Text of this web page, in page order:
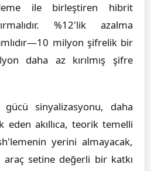
ile birleştiren hibrit
%12'lik azalma
milyon şifrelik bir
daha az kırılmış şifre
sinyalizasyonu, daha
eden akıllıca, teorik temelli
yerini almayacak,
araç setine değerli bir katkı